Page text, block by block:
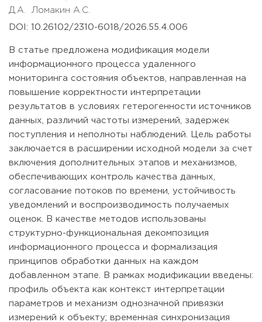
Д.А.
Ломакин А.С.
DOI: 10.26102/2310-6018/2026.55.4.006
В статье предложена модификация модели
информационного процесса удаленного
мониторинга состояния объектов, направленная на
повышение корректности интерпретации
результатов в условиях гетерогенности источников
данных, различий частоты измерений, задержек
поступления и неполноты наблюдений. Цель работы
заключается в расширении исходной модели за счет
включения дополнительных этапов и механизмов,
обеспечивающих контроль качества данных,
согласование потоков по времени, устойчивость
уведомлений и воспроизводимость получаемых
оценок. В качестве методов использованы
структурно-функциональная декомпозиция
информационного процесса и формализация
принципов обработки данных на каждом
добавленном этапе. В рамках модификации введены:
профиль объекта как контекст интерпретации
параметров и механизм однозначной привязки
измерений к объекту; временная синхронизация